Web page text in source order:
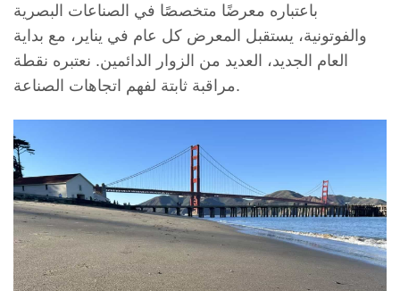
باعتباره معرضًا متخصصًا في الصناعات البصرية
والفوتونية، يستقبل المعرض كل عام في يناير، مع بداية
العام الجديد، العديد من الزوار الدائمين. نعتبره نقطة
مراقبة ثابتة لفهم اتجاهات الصناعة.